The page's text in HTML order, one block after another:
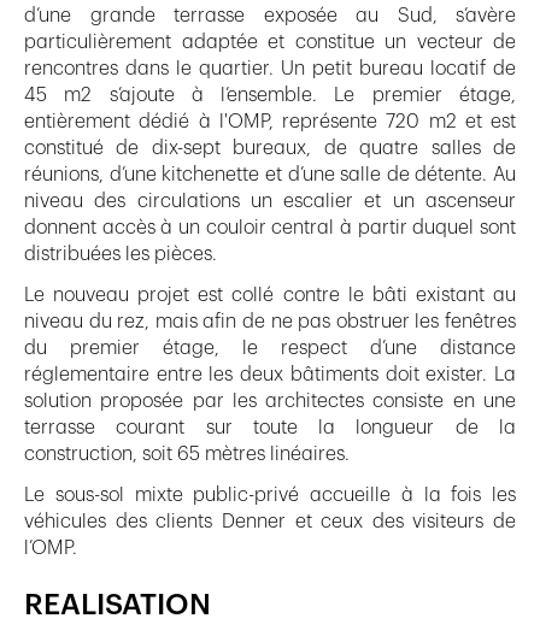
d’une grande terrasse exposée au Sud, s’avère
particulièrement adaptée et constitue un vecteur de
rencontres dans le quartier. Un petit bureau locatif de
45 m2 s’ajoute à l’ensemble. Le premier étage,
entièrement dédié à l'OMP, représente 720 m2 et est
constitué de dix-sept bureaux, de quatre salles de
réunions, d’une kitchenette et d’une salle de détente. Au
niveau des circulations un escalier et un ascenseur
donnent accès à un couloir central à partir duquel sont
distribuées les pièces.
Le nouveau projet est collé contre le bâti existant au
niveau du rez, mais afin de ne pas obstruer les fenêtres
du premier étage, le respect d’une distance
réglementaire entre les deux bâtiments doit exister. La
solution proposée par les architectes consiste en une
terrasse courant sur toute la longueur de la
construction, soit 65 mètres linéaires.
Le sous-sol mixte public-privé accueille à la fois les
véhicules des clients Denner et ceux des visiteurs de
l’OMP.
REALISATION